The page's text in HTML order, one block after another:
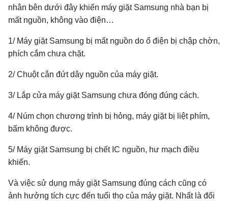
nhân bên dưới đây khiến máy giặt Samsung nhà bạn bị
mất nguồn, không vào điện…
1/ Máy giặt Samsung bị mất nguồn do ổ điện bị chập chờn,
phích cắm chưa chặt.
2/ Chuột cắn đứt dây nguồn của máy giặt.
3/ Lắp cửa máy giặt Samsung chưa đóng đúng cách.
4/ Núm chọn chương trình bị hỏng, máy giặt bị liệt phím,
bấm không được.
5/ Máy giặt Samsung bị chết IC nguồn, hư mạch điều
khiển.
Và việc sử dụng máy giặt Samsung đúng cách cũng có
ảnh hưởng tích cực đến tuổi thọ của máy giặt. Nhất là đối